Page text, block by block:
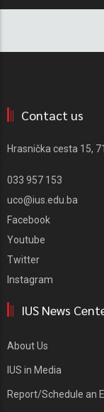
Contact us
Hrasnička cesta 15,
033 957 153
uco@ius.edu.ba
Facebook
Youtube
Twitter
Instagram
IUS News
About Us
IUS in Media
Report/Schedule an